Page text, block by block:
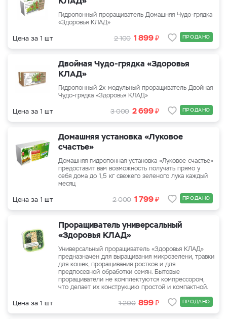
Гидропонный проращиватель Домашняя Чудо-грядка
«Здоровья КЛАД»
Цена за 1 шт 2 100 1 899₽ ПРОДАНО
Двойная Чудо-грядка «Здоровья
КЛАД»
Гидропонный 2х-модульный проращиватель Двойная
Чудо-грядка «Здоровья КЛАД»
Цена за 1 шт 3 000 2 699₽ ПРОДАНО
Домашняя установка «Луковое
счастье»
Домашняя гидропонная установка «Луковое счастье»
предоставит вам возможность получать прямо у
себя дома до 1,5 кг свежего зеленого лука каждый
месяц
Цена за 1 шт 2 000 1 799₽ ПРОДАНО
Проращиватель универсальный
«Здоровья КЛАД»
Универсальный проращиватель «Здоровья КЛАД»
предназначен для выращивания микрозелени, травки
для кошек, проращивания ростков и для
предпосевной обработки семян. Бытовые
проращиватели не комплектуются компрессором,
что делает их конструкцию простой и компактной.
Цена за 1 шт 1 200 899₽ ПРОДАНО